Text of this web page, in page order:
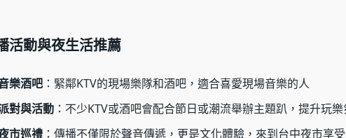
活動與夜生活推薦
樂酒吧：緊鄰KTV的現場樂隊和酒吧，適合喜愛現場音樂的人
對與活動：不少KTV或酒吧會配合節日或潮流舉辦主題趴，提升玩樂
市巡禮：傳播不僅限於聲音傳遞，更是文化體驗，來到台中夜市享